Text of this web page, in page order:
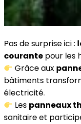
Pas de surprise ici :
courante pour les
Grâce aux
bâtiments
électricité.
Les panneaux
sanitaire et